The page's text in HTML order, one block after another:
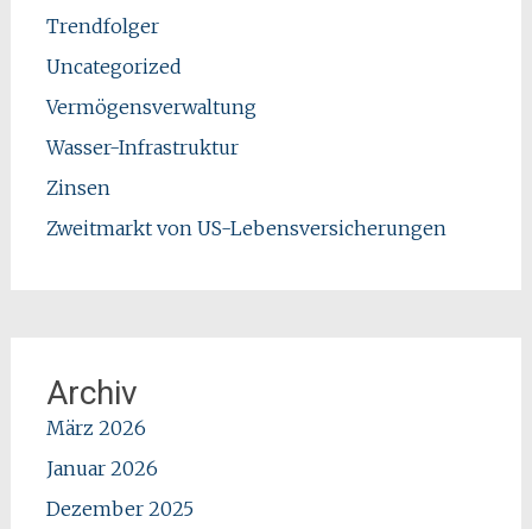
Trendfolger
Uncategorized
Vermögensverwaltung
Wasser-Infrastruktur
Zinsen
Zweitmarkt von US-Lebensversicherungen
Archiv
März 2026
Januar 2026
Dezember 2025